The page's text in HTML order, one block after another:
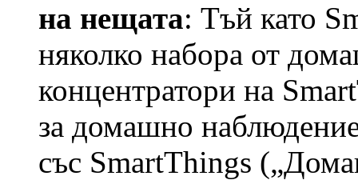
на нещата: Тъй като
няколко набора от
концентратори на
за домашно
със SmartThings